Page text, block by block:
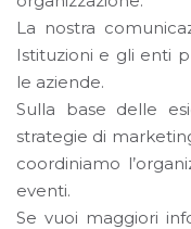
La nostra
Istituzioni e gli enti
le aziende.
Sulla base delle
strategie di
coordiniamo
eventi.
Se vuoi maggiori